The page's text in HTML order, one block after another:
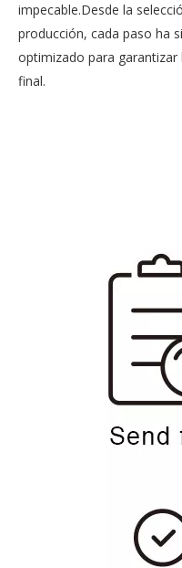
impecable.Desde la
producción, cada paso ha
optimizado para garantizar
final.